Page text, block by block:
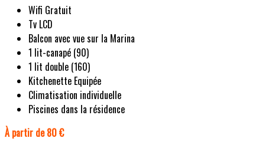
Wifi Gratuit
Tv LCD
Balcon avec vue sur la Marina
1 lit-canapé (90)
1 lit double (160)
Kitchenette Equipée
Climatisation individuelle
Piscines dans la résidence
À partir de 80 €